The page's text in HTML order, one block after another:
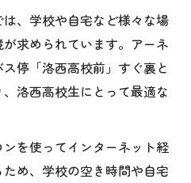
、学校や自宅など様々な場
求められています。アーネ
停「洛西高校前」すぐ裏と
洛西高校生にとって最適な
を使ってインターネット経
め、学校の空き時間や自宅